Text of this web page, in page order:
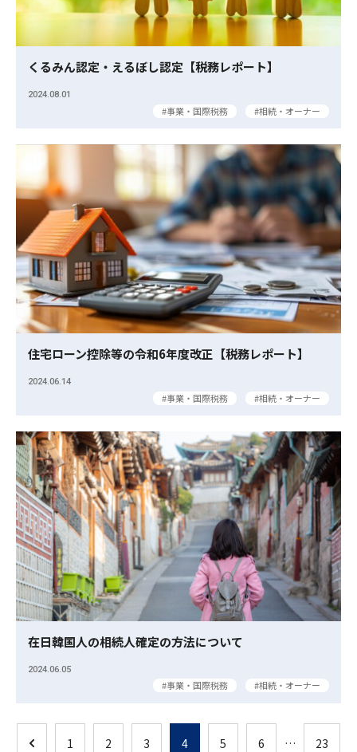
くるみん認定・えるぼし認定【税務レポート】
2024.08.01
事業・国際税務 相続・オーナー
住宅ローン控除等の令和6年度改正【税務レポート】
2024.06.14
事業・国際税務 相続・オーナー
在日韓国人の相続人確定の方法について
2024.06.05
事業・国際税務 相続・オーナー
1 2 3 4 5 6 … 23